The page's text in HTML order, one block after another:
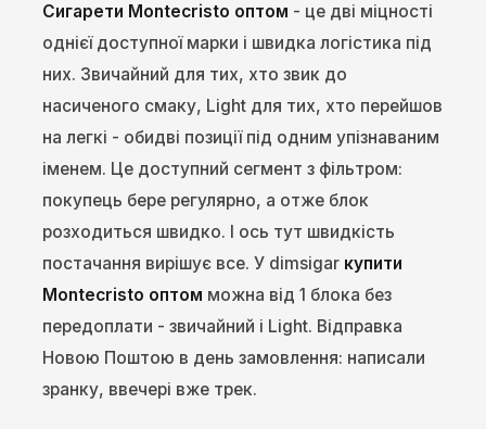
Сигарети Montecristo оптом - це дві міцності
однієї доступної марки і швидка логістика під
них. Звичайний для тих, хто звик до
насиченого смаку, Light для тих, хто перейшов
на легкі - обидві позиції під одним упізнаваним
іменем. Це доступний сегмент з фільтром:
покупець бере регулярно, а отже блок
розходиться швидко. І ось тут швидкість
постачання вирішує все. У dimsigar купити
Montecristo оптом можна від 1 блока без
передоплати - звичайний і Light. Відправка
Новою Поштою в день замовлення: написали
зранку, ввечері вже трек.